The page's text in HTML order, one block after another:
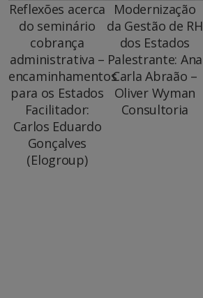
Reflexões acerca
do seminário
cobrança
administrativa –
encaminhamentos
para os Estados
Facilitador:
Carlos Eduardo
Gonçalves
(Elogroup)
Modernização
da Gestão de RH
dos Estados
Palestrante: Ana
Carla Abraão –
Oliver Wyman
Consultoria